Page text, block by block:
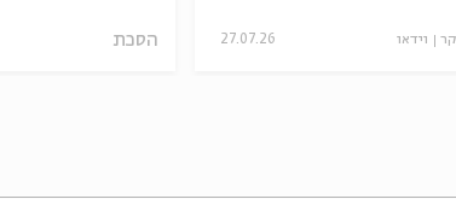
הסכת וידאו 27.07.26